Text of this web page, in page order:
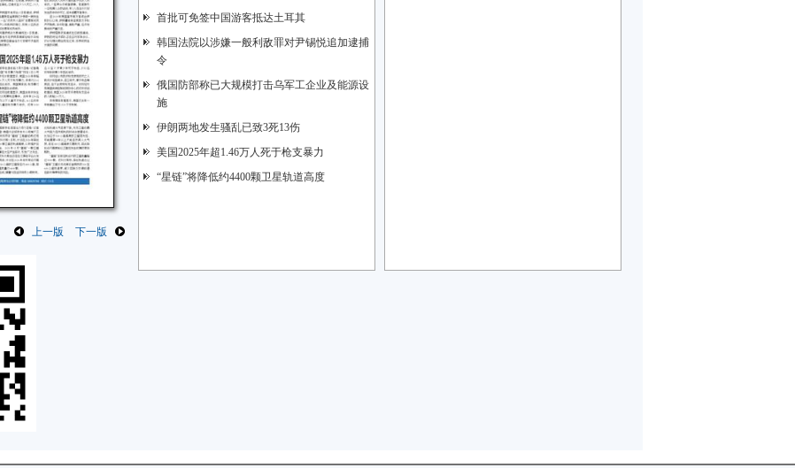
上一版 下一版
首批可免签中国游客抵达土耳其
韩国法院以涉嫌一般利敌罪对尹锡悦追加逮捕
令
俄国防部称已大规模打击乌军工企业及能源设
施
伊朗两地发生骚乱已致3死13伤
美国2025年超1.46万人死于枪支暴力
“星链”将降低约4400颗卫星轨道高度